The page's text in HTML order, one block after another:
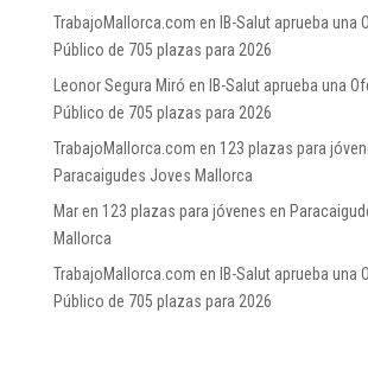
TrabajoMallorca.com en IB-Salut aprueba una
Público de 705 plazas para 2026
Leonor Segura Miró en IB-Salut aprueba una
Público de 705 plazas para 2026
TrabajoMallorca.com en 123 plazas para
Paracaigudes Joves Mallorca
Maren 123 plazas para jóvenes en
Mallorca
TrabajoMallorca.com en IB-Salut aprueba una
Público de 705 plazas para 2026